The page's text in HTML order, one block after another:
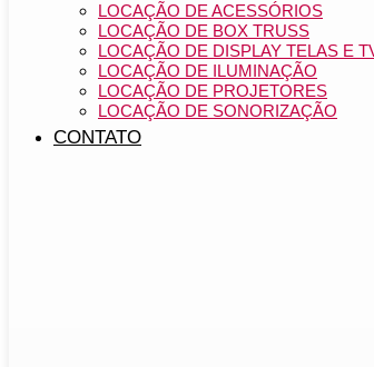
LOCAÇÃO DE ACESSÓRIOS
LOCAÇÃO DE BOX TRUSS
LOCAÇÃO DE DISPLAY TELAS E
LOCAÇÃO DE ILUMINAÇÃO
LOCAÇÃO DE PROJETORES
LOCAÇÃO DE SONORIZAÇÃO
CONTATO